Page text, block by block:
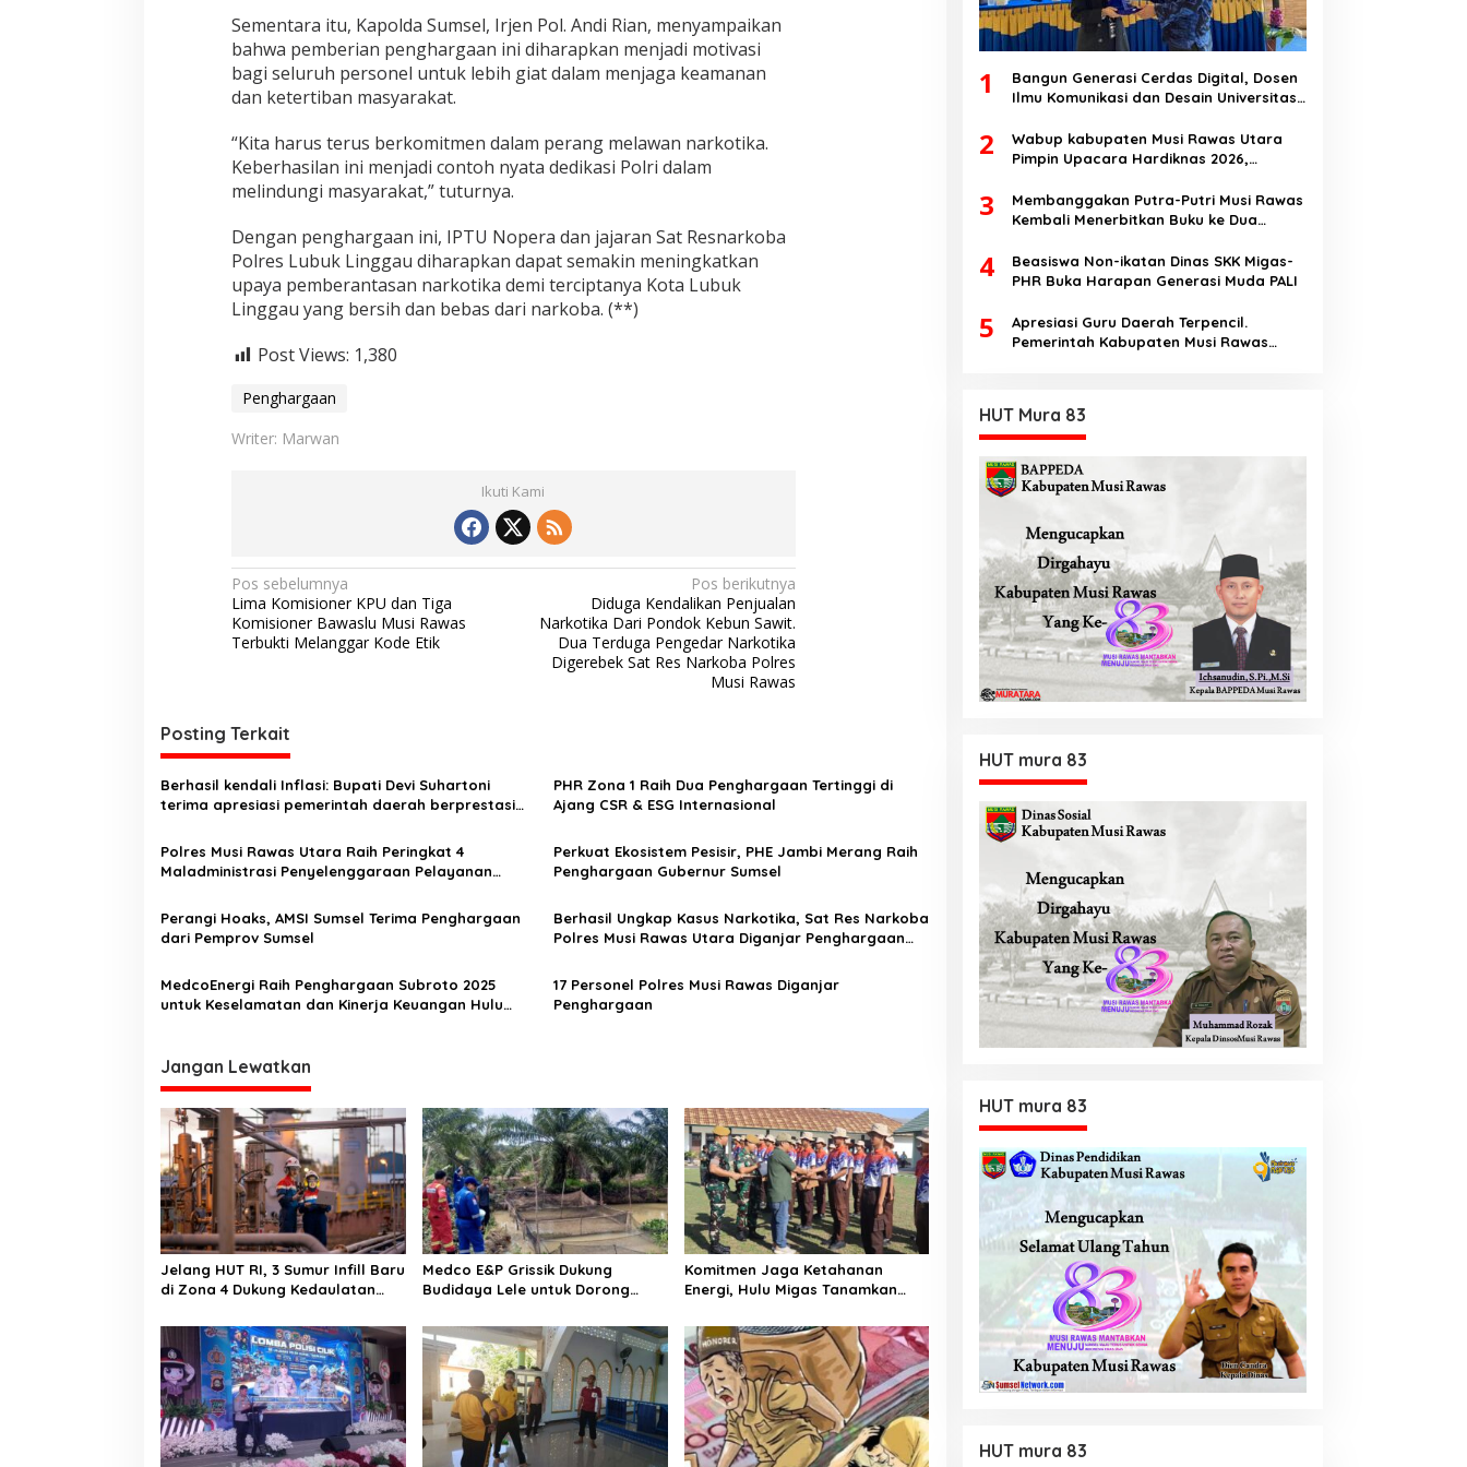
Sementara itu, Kapolda Sumsel, Irjen Pol. Andi Rian, menyampaikan
bahwa pemberian penghargaan ini diharapkan menjadi motivasi
bagi seluruh personel untuk lebih giat dalam menjaga keamanan
dan ketertiban masyarakat.
“Kita harus terus berkomitmen dalam perang melawan narkotika.
Keberhasilan ini menjadi contoh nyata dedikasi Polri dalam
melindungi masyarakat,” tuturnya.
Dengan penghargaan ini, IPTU Nopera dan jajaran Sat Resnarkoba
Polres Lubuk Linggau diharapkan dapat semakin meningkatkan
upaya pemberantasan narkotika demi terciptanya Kota Lubuk
Linggau yang bersih dan bebas dari narkoba. (**)
Post Views: 1,380
Penghargaan
Writer: Marwan
Ikuti Kami
N
a
v
a
i
o
Pos sebelumnya
Lima Komisioner KPU dan Tiga
Komisioner Bawaslu Musi Rawas
Terbukti Melanggar Kode Etik
Pos berikutnya
Diduga Kendalikan Penjualan
Narkotika Dari Pondok Kebun Sawit.
Dua Terduga Pengedar Narkotika
Digerebek Sat Res Narkoba Polres
Musi Rawas
Posting Terkait
Berhasil kendali Inflasi: Bupati Devi Suhartoni
terima apresiasi pemerintah daerah berprestasi
PHR Zona 1 Raih Dua Penghargaan Tertinggi di
Polres Musi Rawas Utara Raih Peringkat 4
Maladministrasi Penyelenggaraan Pelayanan
Perkuat Ekosistem Pesisir, PHE Jambi Merang Raih
Penghargaan Gubernur Sumsel
Perangi Hoaks, AMSI Sumsel Terima Penghargaan
dari Pemprov Sumsel
Berhasil Ungkap Kasus Narkotika, Sat Res Narkoba
Polres Musi Rawas Utara Diganjar Penghargaan
MedcoEnergi Raih Penghargaan Subroto 2025
untuk Keselamatan dan Kinerja Keuangan Hulu
17 Personel Polres Musi Rawas Diganjar
Penghargaan
Jangan Lewatkan
Jelang HUT RI, 3 Sumur Infill Baru
di Zona 4 Dukung Kedaulatan
Medco E&P Grissik Dukung
Budidaya Lele untuk Dorong
Masyarakat
Komitmen Jaga Ketahanan
Energi, Hulu Migas Tanamkan
Diksar Bela Negara Angkatan IV
Tahun 2026
1
Bangun Generasi Cerdas Digital, Dosen
Ilmu Komunikasi dan Desain Universitas
Disinformasi AI dan Hate Speech di SMK
Ikhlas Jawilan
2
Wabup kabupaten Musi Rawas Utara
Pimpin Upacara Hardiknas 2026,
berakhlak
3
Membanggakan Putra-Putri Musi Rawas
Kembali Menerbitkan Buku ke Dua
4
Beasiswa Non-ikatan Dinas SKK Migas-
PHR Buka Harapan Generasi Muda PALI
5
Apresiasi Guru Daerah Terpencil.
Pemerintah Kabupaten Musi Rawas
HUT Mura 83
HUT mura 83
HUT mura 83
HUT mura 83